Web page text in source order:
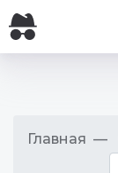
Главная